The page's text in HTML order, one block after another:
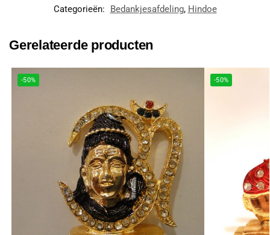
Categorieën:
Bedankjesafdeling, Hindoe
Gerelateerde producten
-50% -50%